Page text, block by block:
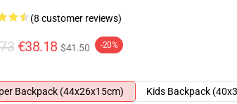
(8 customer reviews)
€38.18 $41.50 -20%
Backpack (44x26x15cm)
Kids Backpack